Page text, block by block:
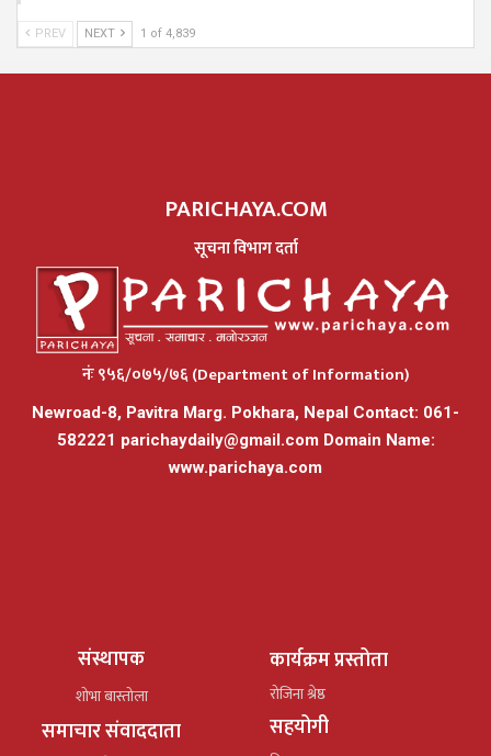
PREV NEXT 1 of 4,839
PARICHAYA.COM
सूचना विभाग दर्ता
नंः ९५६/०७५/७६ (Department of Information)
Newroad-8, Pavitra Marg. Pokhara, Nepal Contact: 061-
582221 parichaydaily@gmail.comDomain Name:
www.parichaya.com
संस्थापक
शोभा बास्तोला
समाचार संवाददाता
कार्यक्रम प्रस्तोता
रोजिना श्रेष्ठ
सहयोगी